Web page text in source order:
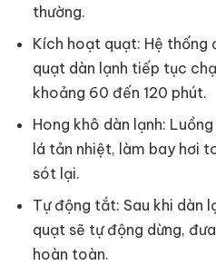
thường.
Kích hoạt quạt: Hệ thống
quạt dàn lạnh tiếp tục
khoảng 60 đến 120 phút.
Hong khô dàn lạnh:
lá tản nhiệt, làm bay hơi
sót lại.
Tự động tắt: Sau khi dàn
quạt sẽ tự động dừng,
hoàn toàn.